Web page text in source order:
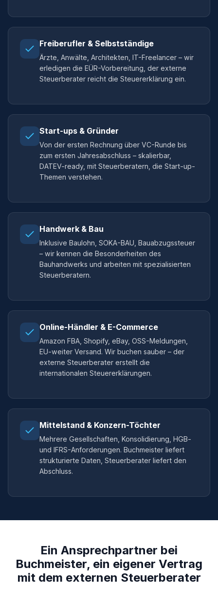
Freiberufler & Selbstständige
Ärzte, Anwälte, Architekten, IT-Freelancer – wir
erledigen die EÜR-Vorbereitung, der externe
Steuerberater reicht die Steuererklärung ein.
Start-ups & Gründer
Von der ersten Rechnung über VC-Runde bis
zum ersten Jahresabschluss – skalierbar,
DATEV-ready, mit Steuerberatern, die Start-up-
Themen verstehen.
Handwerk & Bau
Inklusive Baulohn, SOKA-BAU, Bauabzugssteuer
– wir kennen die Besonderheiten des
Bauhandwerks und arbeiten mit spezialisierten
Steuerberatern.
Online-Händler & E-Commerce
Amazon FBA, Shopify, eBay, OSS-Meldungen,
EU-weiter Versand. Wir buchen sauber – der
externe Steuerberater erstellt die
internationalen Steuererklärungen.
Mittelstand & Konzern-Töchter
Mehrere Gesellschaften, Konsolidierung, HGB-
und IFRS-Anforderungen. Buchmeister liefert
strukturierte Daten, Steuerberater liefert den
Abschluss.
Ein Ansprechpartner bei
Buchmeister, ein eigener Vertrag
mit dem externen Steuerberater